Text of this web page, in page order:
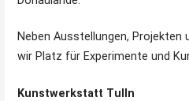
Neben Ausstellungen, Projekten
wir Platz für Experimente und
Kunstwerkstatt Tulln